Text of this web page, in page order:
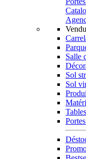
Salle
Sol
Sol